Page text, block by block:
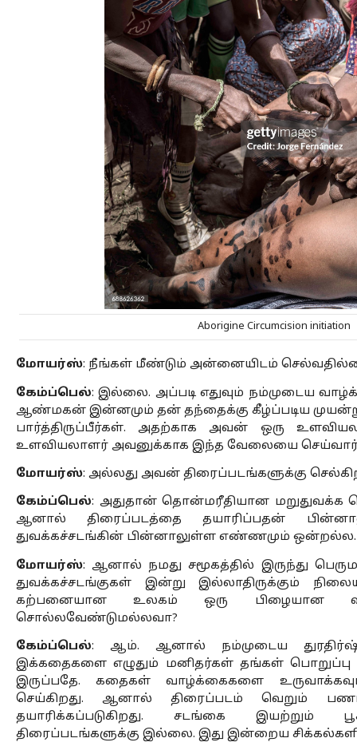
Aborigine Circumcision initiation
மோயர்ஸ்: நீங்கள் மீண்டும் அன்னையிடம்
கேம்ப்பெல்: இல்லை. அப்படி எதுவும் நம்முடைய
ஆண்மகன் இன்னமும் தன் தந்தைக்கு கீழ்ப்படிய
பார்த்திருப்பீர்கள். அதற்காக அவன் ஒரு
உளவியலாளர் அவனுக்காக இந்த வேலையை
மோயர்ஸ்: அல்லது அவன் திரைப்படங்களுக்கு
கேம்ப்பெல்: அதுதான் தொன்மரீதியான மறுதுவக்க
ஆனால் திரைப்படத்தை தயாரிப்பதன்
துவக்கச்சடங்கின் பின்னாலுள்ள எண்ணமும் ஒன்றல்ல.
மோயர்ஸ்: ஆனால் நமது சமூகத்தில் இருந்து
துவக்கச்சடங்குகள் இன்று இல்லாதிருக்கும்
கற்பனையான உலகம் ஒரு பிழையான
சொல்லவேண்டுமல்லவா?
கேம்ப்பெல்: ஆம். ஆனால் நம்முடைய
இக்கதைகளை எழுதும் மனிதர்கள் தங்கள்
இருப்பதே. கதைகள் வாழ்க்கைகளை
செய்கிறது. ஆனால் திரைப்படம் வெறும்
தயாரிக்கப்படுகிறது. சடங்கை இயற்றும்
திரைப்படங்களுக்கு இல்லை. இது இன்றைய